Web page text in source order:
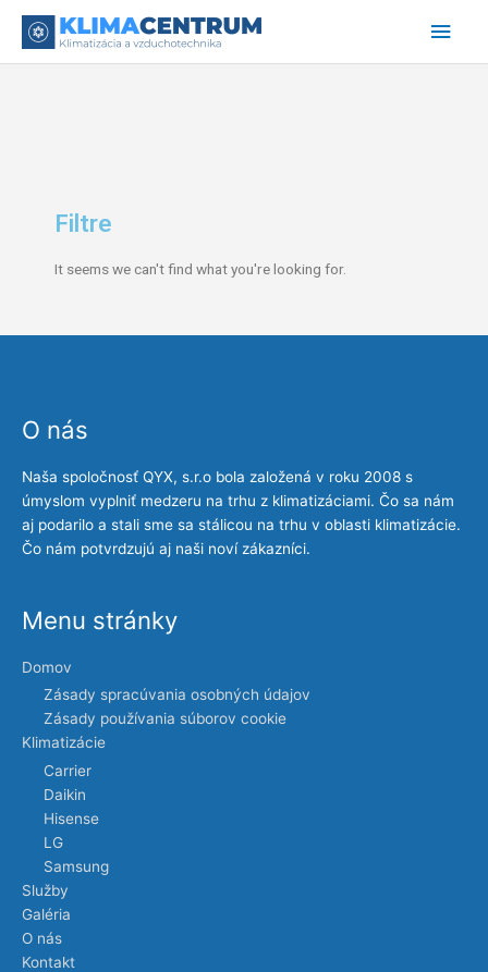
Filtre
It seems we can't find what you're looking for.
O nás
Naša spoločnosť QYX, s.r.o bola založená v roku 2008 s
úmyslom vyplniť medzeru na trhu z klimatizáciami. Čo sa nám
aj podarilo a stali sme sa stálicou na trhu v oblasti klimatizácie.
Čo nám potvrdzujú aj naši noví zákazníci.
Menu stránky
Domov
Zásady spracúvania osobných údajov
Zásady používania súborov cookie
Klimatizácie
Carrier
Daikin
Hisense
LG
Samsung
Služby
Galéria
O nás
Kontakt